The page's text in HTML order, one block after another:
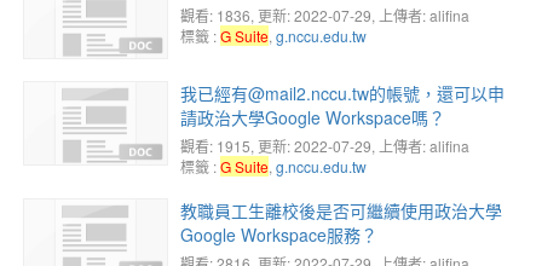
觀看: 1836, 更新: 2022-07-29, 上傳者: alifina
標籤 :G Suite, g.nccu.edu.tw
我已經有@mail2.nccu.tw的帳號，還可以申
請政治大學Google Workspace嗎？
觀看: 1915, 更新: 2022-07-29, 上傳者: alifina
標籤 :G Suite, g.nccu.edu.tw
教職員工生離校後是否可繼續使用政治大學
Google Workspace服務？